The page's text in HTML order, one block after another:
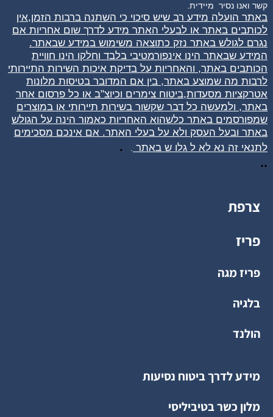
קשר ואנו נסיר מיידית.
באתר הועלה מידע רב שיש סיכוי כי השתנה ברבות הזמן,אין
לכותבים באתר או לבעלי האתר מידע לדרך שום אחריות אם
נגרם לגולש באתר נזק כתוצאה משימוש במידע שבאתר.
המידע שבאתר הינו אינפורמטיבי בלבד וחלקו הינו חוויית
הכותבים באתר, והאחריות על בדיקת איכות השירות התיירותי
לרבות מה שמוצע באתר, בין אם המדובר בטיסות מלונות
אטרקציות מסעדות,ביטוח צימרים וכיוצ"ב או כל פרסום אחר
באתר, ולמעשה כל דבר שקשור בשירות תיירותי או במוצרים
שמפורסמים באתר כלשהוא האחריות כאמור הינה על הגולש
באתר ובעל העסק ולא על בעלי האתר. אם אינכם מסכימים
לתנאי זה נא לא ל גלו ש באתר .
.
..
צרפת
פריז
פריז מגה
בלגיה
הולנד
מידע לדרך ביטוח נסיעות
מלון כשר בטיביליסי